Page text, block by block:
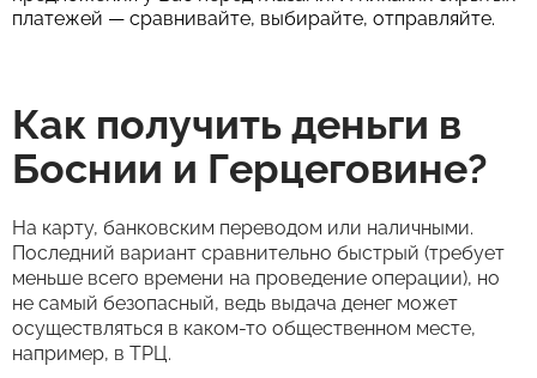
платежей — сравнивайте, выбирайте, отправляйте.
Как получить деньги в
Боснии и Герцеговине?
На карту, банковским переводом или наличными.
Последний вариант сравнительно быстрый (требует
меньше всего времени на проведение операции), но
не самый безопасный, ведь выдача денег может
осуществляться в каком-то общественном месте,
например, в ТРЦ.